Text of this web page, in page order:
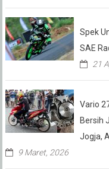
Spek
SAE
21
Vario
Bersih
Jogja,
9 Maret, 2026